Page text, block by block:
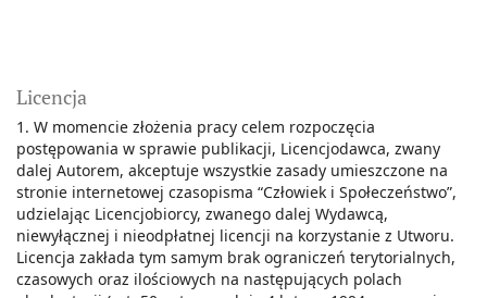
Licencja
1. W momencie złożenia pracy celem rozpoczęcia
postępowania w sprawie publikacji, Licencjodawca, zwany
dalej Autorem, akceptuje wszystkie zasady umieszczone na
stronie internetowej czasopisma “Człowiek i Społeczeństwo”,
udzielając Licencjobiorcy, zwanego dalej Wydawcą,
niewyłącznej i nieodpłatnej licencji na korzystanie z Utworu.
Licencja zakłada tym samym brak ograniczeń terytorialnych,
czasowych oraz ilościowych na następujących polach